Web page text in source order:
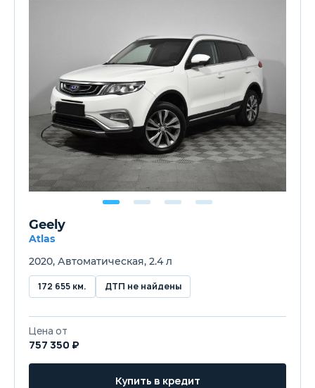
Geely
Atlas
2020, Автоматическая, 2.4 л
172 655 км. ДТП не найдены
Цена от
757 350 ₽
Купить в кредит